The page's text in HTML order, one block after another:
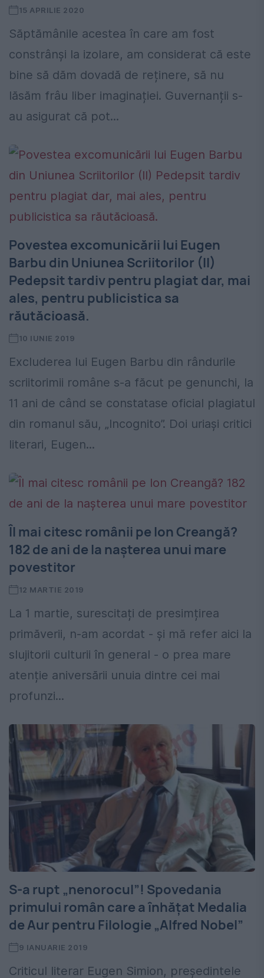
15 APRILIE 2020
Săptămânile acestea în care am fost
constrânși la izolare, am considerat că este
bine să dăm dovadă de reținere, să nu
lăsăm frâu liber imaginației. Guvernanții s-
au asigurat că pot...
Povestea excomunicării lui Eugen
Barbu din Uniunea Scriitorilor (II)
Pedepsit tardiv pentru plagiat dar, mai
ales, pentru publicistica sa
răutăcioasă.
10 IUNIE 2019
Excluderea lui Eugen Barbu din rândurile
scriitorimii române s-a făcut pe genunchi, la
11 ani de când se constatase oficial plagiatul
din romanul său, „Incognito”. Doi uriași critici
literari, Eugen...
Îl mai citesc românii pe Ion Creangă?
182 de ani de la nașterea unui mare
povestitor
12 MARTIE 2019
La 1 martie, surescitați de presimțirea
primăverii, n-am acordat - și mă refer aici la
slujitorii culturii în general - o prea mare
atenție aniversării unuia dintre cei mai
profunzi...
S-a rupt „nenorocul”! Spovedania
primului român care a înhățat Medalia
de Aur pentru Filologie „Alfred Nobel”
9 IANUARIE 2019
Criticul literar Eugen Simion, președintele